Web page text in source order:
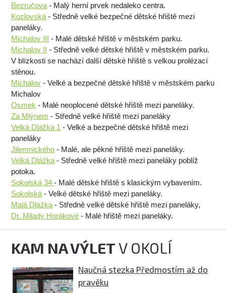
Bezručova - Malý herní prvek nedaleko centra.
Kozlovská - Středně velké bezpečné dětské hřiště mezi
paneláky.
Michalov III - Malé dětské hřiště v městském parku.
Michalov II - Středně velké dětské hřiště v městském parku.
V blízkosti se nachází další dětské hřiště s velkou prolézací
stěnou.
Michalov - Velké a bezpečné dětské hřiště v městském parku
Michalov
Osmek - Malé neoplocené dětské hřiště mezi paneláky.
Za Mlýnem - Středně velké hřiště mezi paneláky
Velká Dlážka 1 - Velké a bezpečné dětské hřiště mezi
paneláky
Jilemnického - Malé, ale pěkné hřiště mezi paneláky.
Velká Dlážka - Středně velké hřiště mezi paneláky poblíž
potoka.
Sokolská 34- Malé dětské hřiště s klasickým vybavením.
Sokolská - Velké dětské hřiště mezi paneláky.
Malá Dlážka - Středně velké dětské hřiště mezi paneláky,
Dr. Milady Horákové - Malé hřiště mezi paneláky.
KAM NA VÝLETV OKOLÍ
Naučná stezka Předmostím až do
pravěku